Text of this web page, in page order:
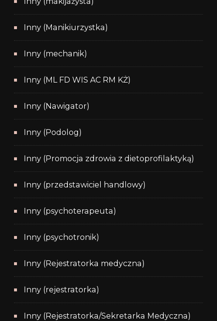
Inny (Manikiurzystka)
Inny (mechanik)
Inny (ML FD WIS AC RM KŻ)
Inny (Nawigator)
Inny (Podolog)
Inny (Promocja zdrowia z dietoprofilaktyką)
Inny (przedstawiciel handlowy)
Inny (psychoterapeuta)
Inny (psychotronik)
Inny (Rejestratorka medyczna)
Inny (rejestratorka)
Inny (Rejestratorka/Sekretarka Medyczna)